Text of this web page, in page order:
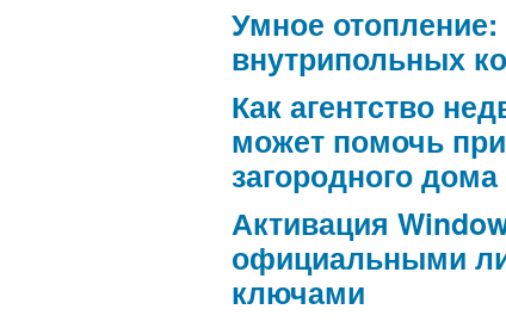
Умное отопление:
внутрипольных
Как агентство
может помочь
загородного дома
Активация
официальными
ключами